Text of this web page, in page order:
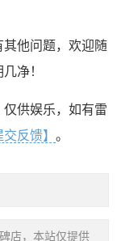
他问题，欢迎随
净！
供娱乐，如有雷
交反馈】 。
店，本站仅提供